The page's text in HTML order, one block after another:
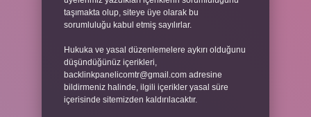
taşımakta olup, siteye üye olarak bu
sorumluluğu kabul etmiş sayılırlar.
Hukuka ve yasal düzenlemelere aykırı olduğunu
düşündüğünüz içerikleri,
backlinkpanelicomtr@gmail.com adresine
bildirmeniz halinde, ilgili içerikler yasal süre
içerisinde sitemizden kaldırılacaktır.